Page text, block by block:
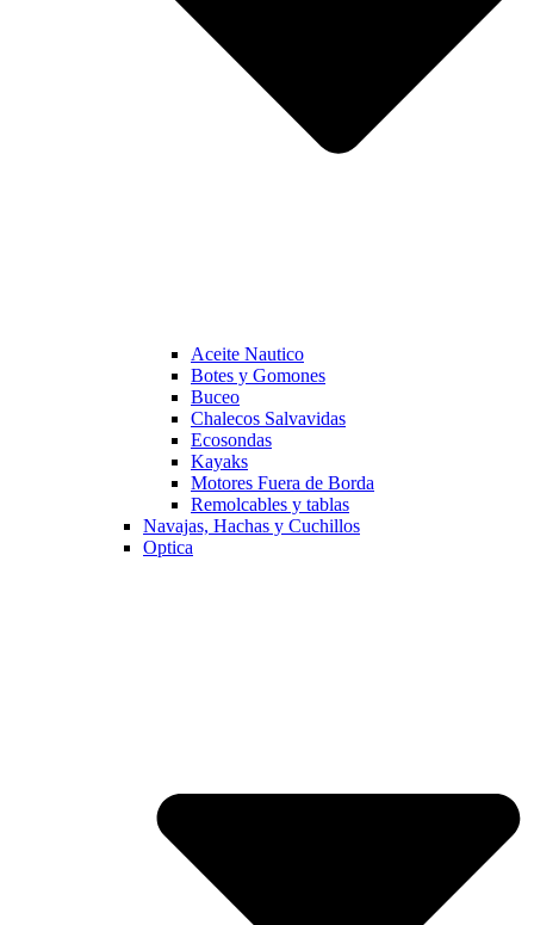
Aceite Nautico
Botes y Gomones
Buceo
Chalecos Salvavidas
Ecosondas
Kayaks
Motores Fuera de Borda
Remolcables y tablas
Navajas, Hachas y Cuchillos
Optica